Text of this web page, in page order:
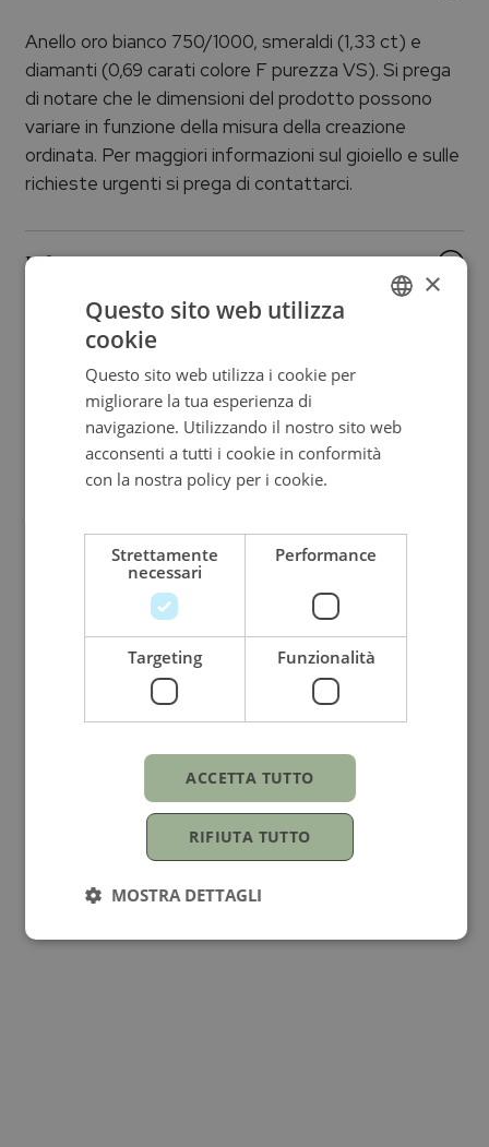
Anello oro bianco 750/1000, smeraldi (1,33 ct) e
diamanti (0,69 carati colore F purezza VS). Si prega
di notare che le dimensioni del prodotto possono
variare in funzione della misura della creazione
ordinata. Per maggiori informazioni sul gioiello e sulle
richieste urgenti si prega di contattarci.
Informazioni aggiuntive
PALUMBO & GIGANTE
Collezione
Palumbo & Gigante
Per lei
ITALIAN
×
Questo sito web utilizza
cookie
Questo sito web utilizza i cookie per
migliorare la tua esperienza di
navigazione. Utilizzando il nostro sito web
acconsenti a tutti i cookie in conformità
con la nostra policy per i cookie.
Strettamente
necessari
Performance
Targeting Funzionalità
ACCETTA TUTTO
RIFIUTA TUTTO
MOSTRA DETTAGLI